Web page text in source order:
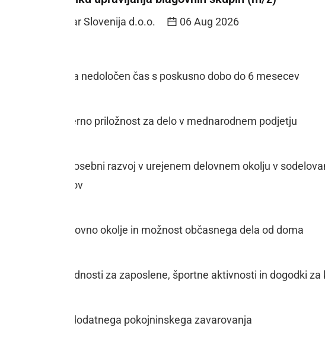
Spar Slovenija d.o.o. 06 Aug 2026
zaposlitev za nedoločen čas s poskusno dobo do 6 mesecev
odlično karierno priložnost za delo v mednarodnem podjetju
strokovni in osebni razvoj v urejenem delovnem okolju v
strokovnjakov
sodobno delovno okolje in možnost občasnega dela od doma
številne ugodnosti za zaposlene, športne aktivnosti in dogodki
plačevanje dodatnega pokojninskega zavarovanja